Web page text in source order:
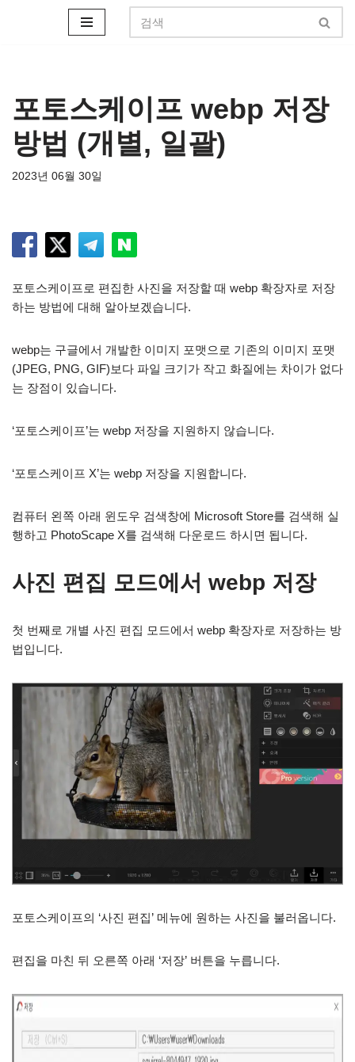
로
건
너
뛰
기
포토스케이프 webp 저장
방법 (개별, 일괄)
2023년 06월 30일
포토스케이프로 편집한 사진을 저장할 때 webp 확장자로 저장
하는 방법에 대해 알아보겠습니다.
webp는 구글에서 개발한 이미지 포맷으로 기존의 이미지 포맷
(JPEG, PNG, GIF)보다 파일 크기가 작고 화질에는 차이가 없다
는 장점이 있습니다.
‘포토스케이프’는 webp 저장을 지원하지 않습니다.
‘포토스케이프 X’는 webp 저장을 지원합니다.
컴퓨터 왼쪽 아래 윈도우 검색창에 Microsoft Store를 검색해 실
행하고 PhotoScape X를 검색해 다운로드 하시면 됩니다.
사진 편집 모드에서 webp 저장
첫 번째로 개별 사진 편집 모드에서 webp 확장자로 저장하는 방
법입니다.
포토스케이프의 ‘사진 편집’ 메뉴에 원하는 사진을 불러옵니다.
편집을 마친 뒤 오른쪽 아래 ‘저장’ 버튼을 누릅니다.